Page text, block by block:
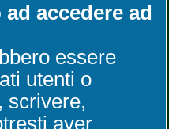
accedere ad
essere
utenti o
scrivere,
aver